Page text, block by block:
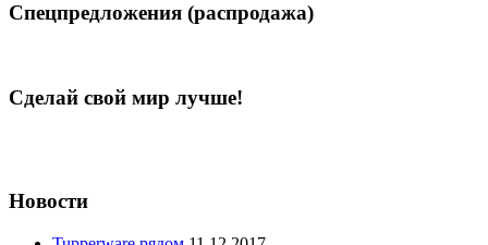
Спецпредложения (распродажа)
Сделай свой мир лучше!
Новости